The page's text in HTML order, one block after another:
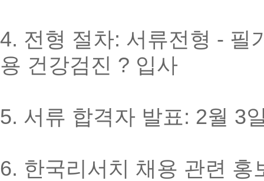
4. 전형 절차: 서류전형 - 필
용 건강검진 ? 입사
5. 서류 합격자 발표: 2월 3
6. 한국리서치 채용 관련 홍